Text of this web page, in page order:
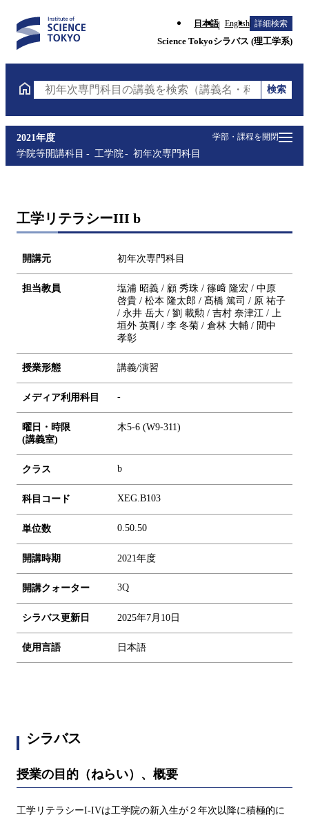
日本語 English 詳細検索
Science Tokyoシラバス (理工学系)
初年次専門科目の講義を検索（講義名・科目コード・
検索
学部・課程を開閉
2021年度
学院等開講科目
工学院 初年次専門科目
工学リテラシーIII b
開講元 初年次専門科目
担当教員
塩浦 昭義 / 顧 秀珠 / 篠﨑 隆宏 / 中原
啓貴 / 松本 隆太郎 / 髙橋 篤司 / 原 祐子
/ 永井 岳大 / 劉 載勲 / 吉村 奈津江 / 上
垣外 英剛 / 李 冬菊 / 倉林 大輔 / 間中
孝彰
授業形態 講義/演習
メディア利用科目 -
曜日・時限
(講義室)
木5-6 (W9-311)
クラス b
科目コード XEG.B103
単位数 0.50.50
開講時期 2021年度
開講クォーター 3Q
シラバス更新日 2025年7月10日
使用言語 日本語
シラバス
授業の目的（ねらい）、概要
工学リテラシーI-IVは工学院の新入生が２年次以降に積極的に